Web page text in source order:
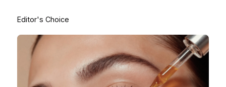
Editor's Choice